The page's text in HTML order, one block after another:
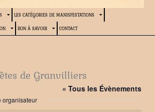
LES CATÉGORIES DE MANISFESTATIONS
BON À SAVOIR CONTACT
de Granvilliers
« Tous les Évènements
organisateur